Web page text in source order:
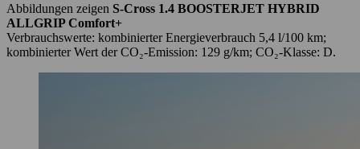
Abbildungen zeigen S-Cross 1.4 BOOSTERJET HYBRID
ALLGRIP Comfort+
Verbrauchswerte: kombinierter Energieverbrauch 5,4 l/100 km;
kombinierter Wert der CO₂-Emission: 129 g/km; CO₂-Klasse: D.